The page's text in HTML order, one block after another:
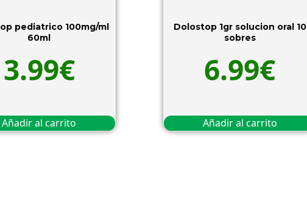
pediatrico 100mg/ml
60ml
3.99€
Añadir al carrito
Dolostop 1gr solucion oral 10
sobres
6.99€
Añadir al carrito